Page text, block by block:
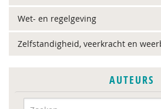
Wet- en regelgeving
Zelfstandigheid, veerkracht en
AUTEURS